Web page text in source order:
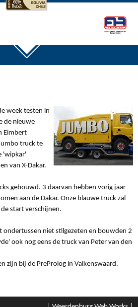
week testen in
de nieuwe
Eimbert
truck te
'wipkar'
van X-Dakar.
gebouwd. 3 daarvan hebben vorig jaar
aan de Dakar. Onze blauwe truck zal
start verschijnen.
ondertussen niet stilgezeten en bouwden 2
ook nog eens de truck van Peter van den
zijn bij de PreProlog in Valkenswaard.